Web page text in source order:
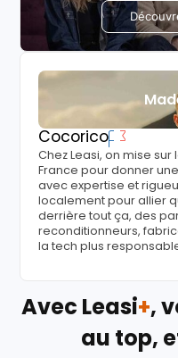
Cocorico
Chez Leasi, on mise
France pour donner
avec expertise et
localement pour allier
derrière tout ça, des
reconditionneurs,
la tech plus
Avec Leasi+,
au top,